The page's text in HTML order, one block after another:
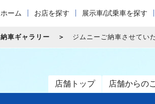
ホーム お店を探す 展示車/試乗車を探す
納車ギャラリー ジムニーご納車させてい
店舗トップ 店舗からの